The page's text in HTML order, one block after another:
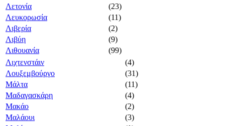
Λετονία
(23)
Λευκορωσία
(11)
Λιβερία
(2)
Λιβύη
(9)
Λιθουανία
(99)
Λιχτενστάιν
(4)
Λουξεμβούργο
(31)
Μάλτα
(11)
Μαδαγασκάρη
(4)
Μακάο
(2)
Μαλάουι
(3)